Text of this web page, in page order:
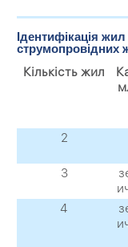
Ідентифікація жил
струмопровідних
Кількість жил
2
3
4